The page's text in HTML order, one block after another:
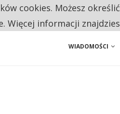
W EUROPEJSKI PRZEMYSŁ. NA LIŚCIE
WIADOMOŚCI
cookies. Możesz
Więcej informacji